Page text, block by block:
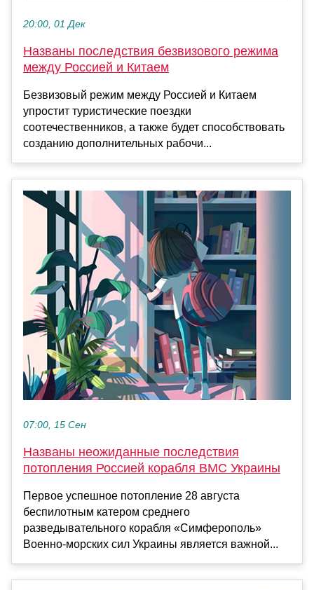
20:00, 01 Дек
Названы последствия безвизового режима
между Россией и Китаем
Безвизовый режим между Россией и Китаем
упростит туристические поездки
соотечественников, а также будет способствовать
созданию дополнительных рабочи...
07:00, 15 Сен
Названы неожиданные последствия
потопления Россией корабля ВМС Украины
Первое успешное потопление 28 августа
беспилотным катером среднего
разведывательного корабля «Симферополь»
Военно-морских сил Украины является важной...